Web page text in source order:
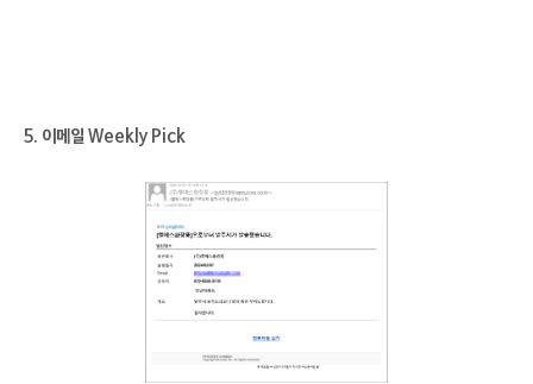
5. 이메일 Weekly Pick